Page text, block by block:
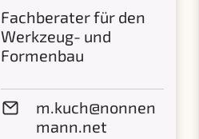
Fachberater für den
Werkzeug- und
Formenbau
m.kuch@nonnen
mann.net